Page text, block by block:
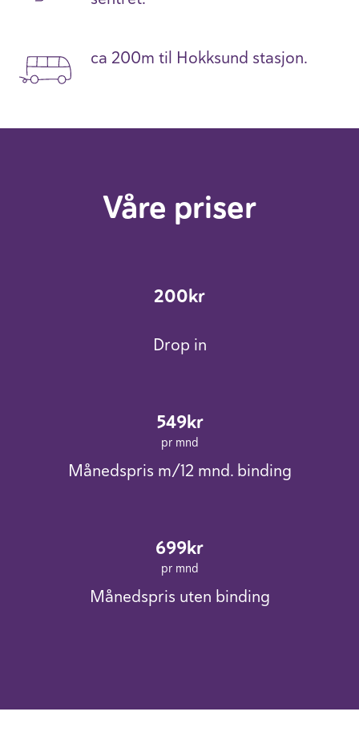
ca 200m til Hokksund stasjon.
Våre priser
200kr
Drop in
549kr
pr mnd
Månedspris m/12 mnd. binding
699kr
pr mnd
Månedspris uten binding